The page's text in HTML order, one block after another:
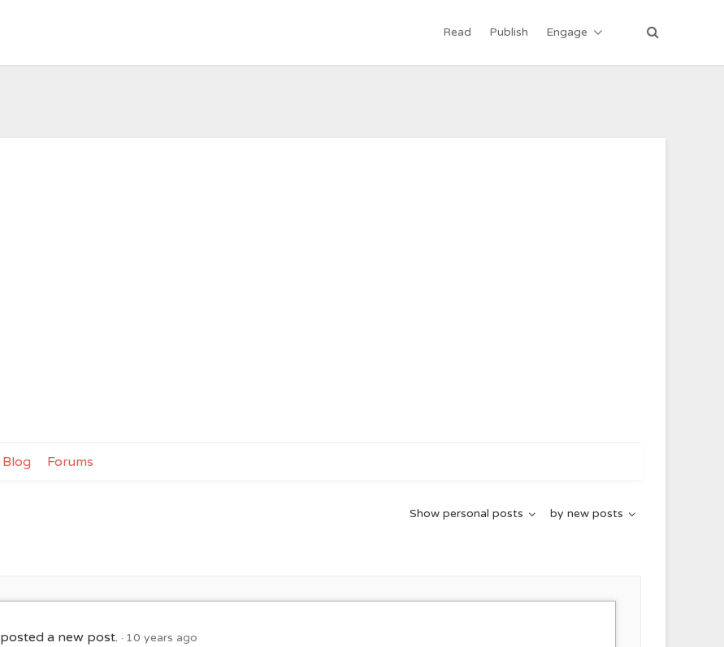
Read Publish Engage
Blog Forums
Show personal posts by new posts
posted a new post. 10 years ago